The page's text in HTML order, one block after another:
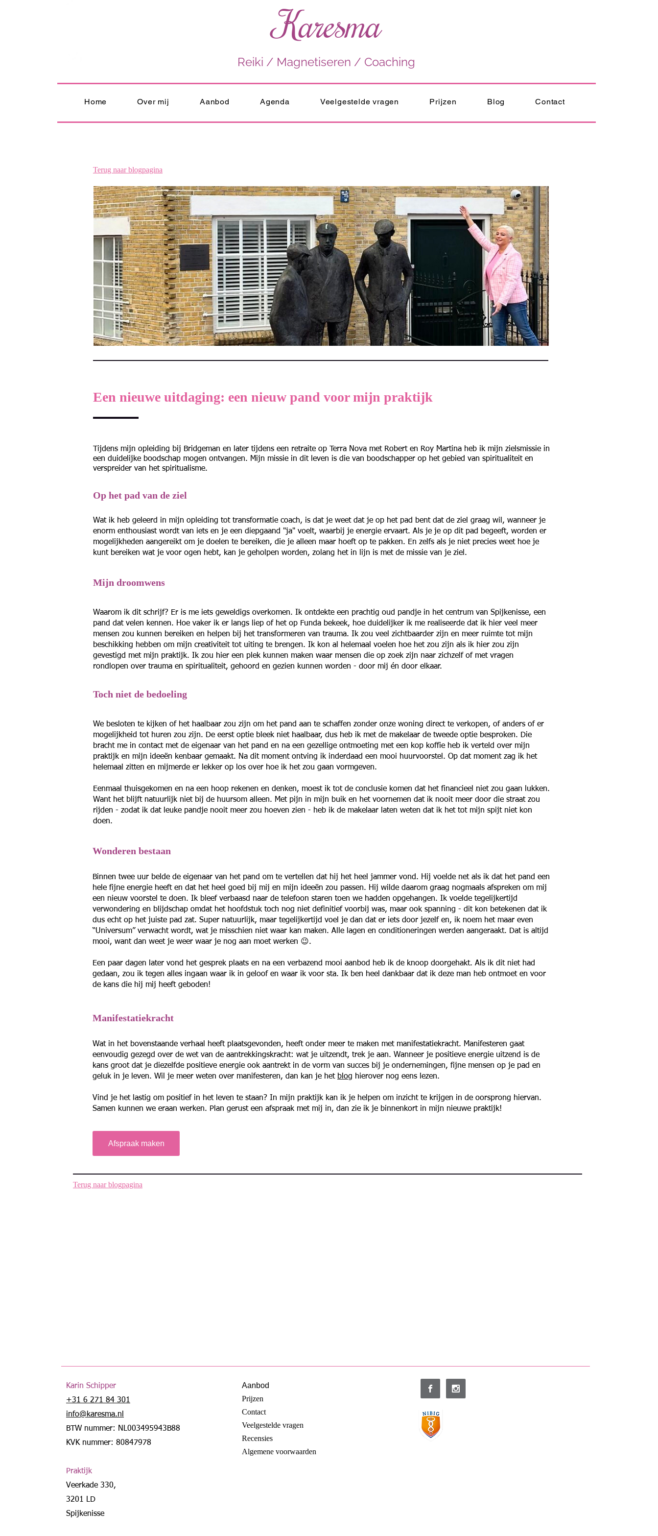
Karesma
Reiki / Magnetiseren / Coaching
Home Over mij Aanbod Agenda Veelgestelde vragen Prijzen Blog Contact
Terug naar blogpagina
Een nieuwe uitdaging: een nieuw pand voor mijn praktijk
Tijdens mijn opleiding bij Bridgeman en later tijdens een retraite op Terra Nova met Robert en Roy Martina heb ik mijn zielsmissie in
een duidelijke boodschap mogen ontvangen. Mijn missie in dit leven is die van boodschapper op het gebied van spiritualiteit en
verspreider van het spiritualisme.
Op het pad van de ziel
Wat ik heb geleerd in mijn opleiding tot transformatie coach, is dat je weet dat je op het pad bent dat de ziel graag wil, wanneer je
enorm enthousiast wordt van iets en je een diepgaand "ja" voelt, waarbij je energie ervaart. Als je je op dit pad begeeft, worden er
mogelijkheden aangereikt om je doelen te bereiken, die je alleen maar hoeft op te pakken. En zelfs als je niet precies weet hoe je
kunt bereiken wat je voor ogen hebt, kan je geholpen worden, zolang het in lijn is met de missie van je ziel.
Mijn droomwens
Waarom ik dit schrijf? Er is me iets geweldigs overkomen. Ik ontdekte een prachtig oud pandje in het centrum van Spijkenisse, een
pand dat velen kennen. Hoe vaker ik er langs liep of het op Funda bekeek, hoe duidelijker ik me realiseerde dat ik hier veel meer
mensen zou kunnen bereiken en helpen bij het transformeren van trauma. Ik zou veel zichtbaarder zijn en meer ruimte tot mijn
beschikking hebben om mijn creativiteit tot uiting te brengen. Ik kon al helemaal voelen hoe het zou zijn als ik hier zou zijn
gevestigd met mijn praktijk. Ik zou hier een plek kunnen maken waar mensen die op zoek zijn naar zichzelf of met vragen
rondlopen over trauma en spiritualiteit, gehoord en gezien kunnen worden - door mij én door elkaar.
Toch niet de bedoeling
We besloten te kijken of het haalbaar zou zijn om het pand aan te schaffen zonder onze woning direct te verkopen, of anders of er
mogelijkheid tot huren zou zijn. De eerst optie bleek niet haalbaar, dus heb ik met de makelaar de tweede optie besproken. Die
bracht me in contact met de eigenaar van het pand en na een gezellige ontmoeting met een kop koffie heb ik verteld over mijn
praktijk en mijn ideeën kenbaar gemaakt. Na dit moment ontving ik inderdaad een mooi huurvoorstel. Op dat moment zag ik het
helemaal zitten en mijmerde er lekker op los over hoe ik het zou gaan vormgeven.
Eenmaal thuisgekomen en na een hoop rekenen en denken, moest ik tot de conclusie komen dat het financieel niet zou gaan lukken.
Want het blijft natuurlijk niet bij de huursom alleen. Met pijn in mijn buik en het voornemen dat ik nooit meer door die straat zou
rijden - zodat ik dat leuke pandje nooit meer zou hoeven zien - heb ik de makelaar laten weten dat ik het tot mijn spijt niet kon
doen.
Wonderen bestaan
Binnen twee uur belde de eigenaar van het pand om te vertellen dat hij het heel jammer vond. Hij voelde net als ik dat het pand een
hele fijne energie heeft en dat het heel goed bij mij en mijn ideeën zou passen. Hij wilde daarom graag nogmaals afspreken om mij
een nieuw voorstel te doen. Ik bleef verbaasd naar de telefoon staren toen we hadden opgehangen. Ik voelde tegelijkertijd
verwondering en blijdschap omdat het hoofdstuk toch nog niet definitief voorbij was, maar ook spanning - dit kon betekenen dat ik
dus echt op het juiste pad zat. Super natuurlijk, maar tegelijkertijd voel je dan dat er iets door jezelf en, ik noem het maar even
“Universum” verwacht wordt, wat je misschien niet waar kan maken. Alle lagen en conditioneringen werden aangeraakt. Dat is altijd
mooi, want dan weet je weer waar je nog aan moet werken 😉.
Een paar dagen later vond het gesprek plaats en na een verbazend mooi aanbod heb ik de knoop doorgehakt. Als ik dit niet had
gedaan, zou ik tegen alles ingaan waar ik in geloof en waar ik voor sta. Ik ben heel dankbaar dat ik deze man heb ontmoet en voor
de kans die hij mij heeft geboden!
Manifestatiekracht
Wat in het bovenstaande verhaal heeft plaatsgevonden, heeft onder meer te maken met manifestatiekracht. Manifesteren gaat
eenvoudig gezegd over de wet van de aantrekkingskracht: wat je uitzendt, trek je aan. Wanneer je positieve energie uitzend is de
kans groot dat je diezelfde positieve energie ook aantrekt in de vorm van succes bij je ondernemingen, fijne mensen op je pad en
geluk in je leven. Wil je meer weten over manifesteren, dan kan je het blog hierover nog eens lezen.
Vind je het lastig om positief in het leven te staan? In mijn praktijk kan ik je helpen om inzicht te krijgen in de oorsprong hiervan.
Samen kunnen we eraan werken. Plan gerust een afspraak met mij in, dan zie ik je binnenkort in mijn nieuwe praktijk!
Afspraak maken
Terug naar blogpagina
​Karin Schipper
+31 6 271 84 301
info@karesma.nl
BTW nummer: NL003495943B88
KVK nummer: 80847978
Praktijk
Veerkade 330,
3201 LD
Spijkenisse
Aanbod
Prijzen
Contact
Veelgestelde vragen
Recensies
Algemene voorwaarden